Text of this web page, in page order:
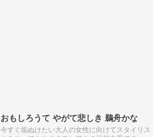
おもしろうて やがて悲しき 鵜舟かな
今すぐ垢ぬけたい大人の女性に向けてスタイリス